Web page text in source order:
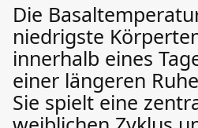
Die
niedrigste
innerhalb eines
einer längeren
Sie spielt eine